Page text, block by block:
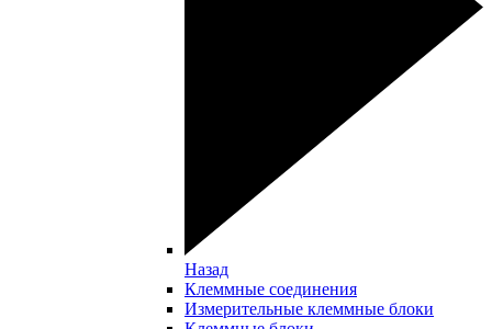
Назад
Клеммные соединения
Измерительные клеммные блоки